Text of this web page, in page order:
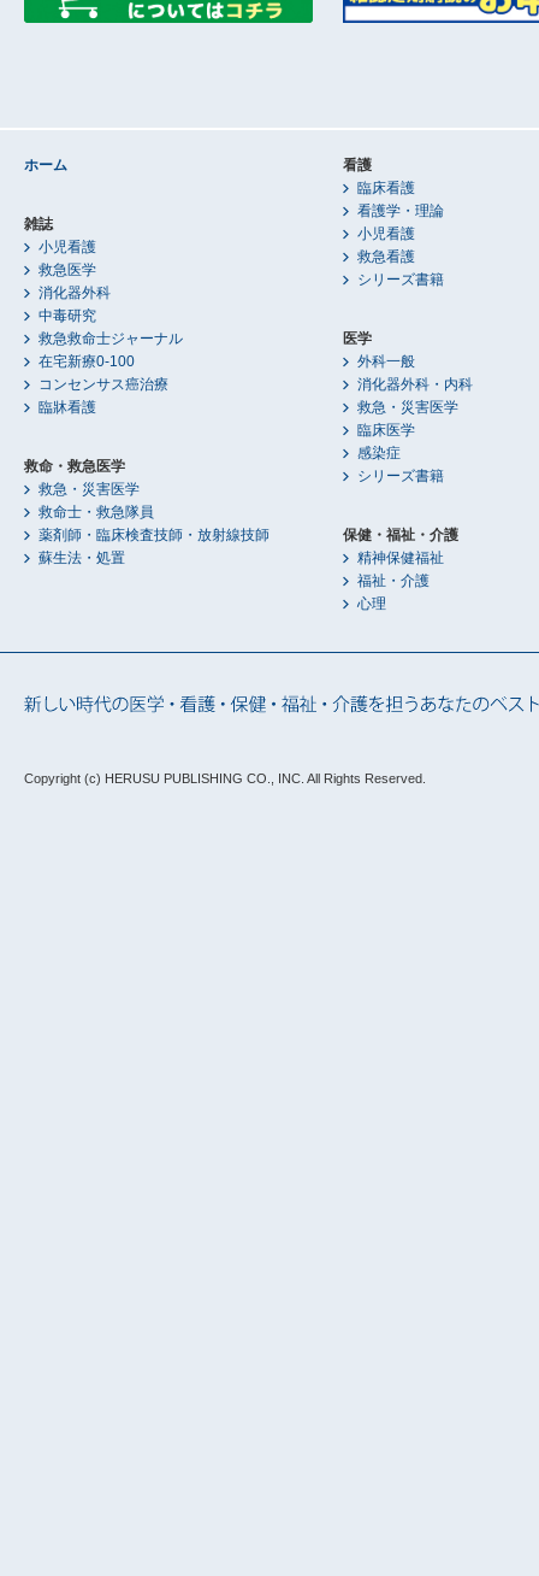
ホーム
雑誌
小児看護
救急医学
消化器外科
中毒研究
救急救命士ジャーナル
在宅新療0-100
コンセンサス癌治療
臨牀看護
救命・救急医学
救急・災害医学
救命士・救急隊員
薬剤師・臨床検査技師・放射線技師
蘇生法・処置
看護
臨床看護
看護学・理論
小児看護
救急看護
シリーズ書籍
医学
外科一般
消化器外科・内科
救急・災害医学
臨床医学
感染症
シリーズ書籍
保健・福祉・介護
精神保健福祉
福祉・介護
心理
Copyright (c) HERUSU PUBLISHING CO., INC. All Rights Reserved.